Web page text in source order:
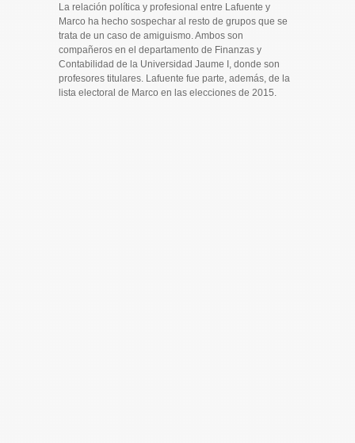
La relación política y profesional entre Lafuente y
Marco ha hecho sospechar al resto de grupos que se
trata de un caso de amiguismo. Ambos son
compañeros en el departamento de Finanzas y
Contabilidad de la Universidad Jaume I, donde son
profesores titulares. Lafuente fue parte, además, de la
lista electoral de Marco en las elecciones de 2015.